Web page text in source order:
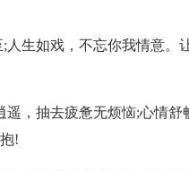
生如戏，不忘你我情意。
，抽去疲惫无烦恼;心情舒
!